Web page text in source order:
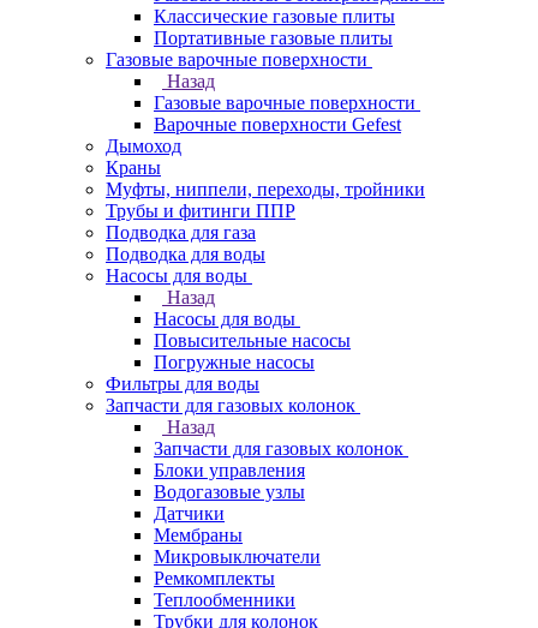
Классические газовые плиты
Портативные газовые плиты
Газовые варочные поверхности
Назад
Газовые варочные поверхности
Варочные поверхности Gefest
Дымоход
Краны
Муфты, ниппели, переходы, тройники
Трубы и фитинги ППР
Подводка для газа
Подводка для воды
Насосы для воды
Назад
Насосы для воды
Повысительные насосы
Погружные насосы
Фильтры для воды
Запчасти для газовых колонок
Назад
Запчасти для газовых колонок
Блоки управления
Водогазовые узлы
Датчики
Мембраны
Микровыключатели
Ремкомплекты
Теплообменники
Трубки для колонок